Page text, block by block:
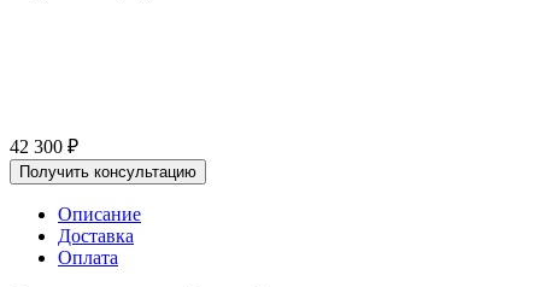
42 300 ₽
Получить консультацию
Описание
Доставка
Оплата